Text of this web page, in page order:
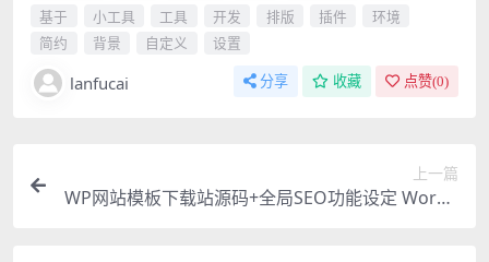
基于
小工具 工具 开发 排版 插件
环境
简约
背景 自定义 设置
lanfucai 分享 收藏 点赞(0)
上一篇
WP网站模板下载站源码+全局SEO功能设定 WordP